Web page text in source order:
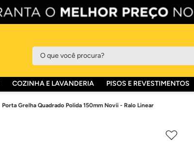
O que você procura?
COZINHA E LAVANDERIA PISOS E REVESTIMENTOS
Porta Grelha Quadrado Polida 150mm Novii - Ralo Linear